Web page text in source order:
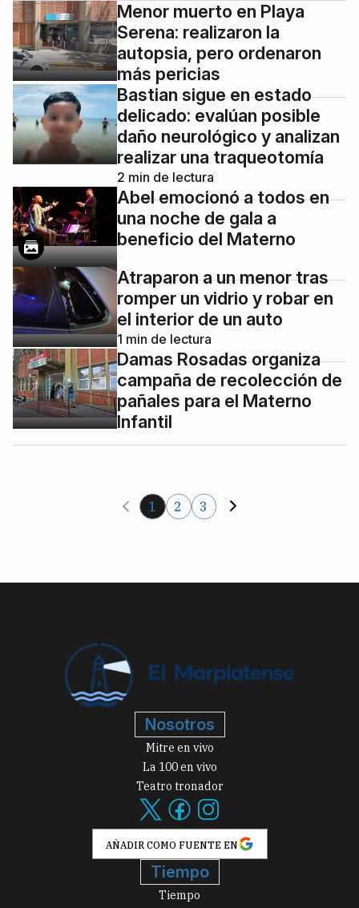
Menor muerto en Playa
Serena: realizaron la
autopsia, pero ordenaron
más pericias
Bastian sigue en estado
delicado: evalúan posible
daño neurológico y analizan
realizar una traqueotomía
2 min de lectura
Abel emocionó a todos en
una noche de gala a
beneficio del Materno
Atraparon a un menor tras
romper un vidrio y robar en
el interior de un auto
1 min de lectura
Damas Rosadas organiza
campaña de recolección de
pañales para el Materno
Infantil
1 2 3
Nosotros
Mitre en vivo
La 100 en vivo
Teatro tronador
AÑADIR COMO FUENTE EN
Tiempo
Tiempo